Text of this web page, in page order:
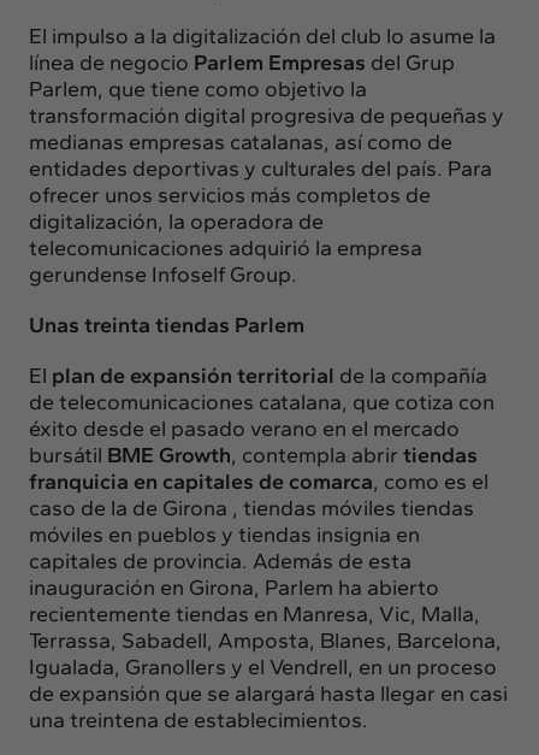
El impulso a la digitalización del club lo asume la
línea de negocio Parlem Empresas del Grup
Parlem, que tiene como objetivo la
transformación digital progresiva de pequeñas y
medianas empresas catalanas, así como de
entidades deportivas y culturales del país. Para
ofrecer unos servicios más completos de
digitalización, la operadora de
telecomunicaciones adquirió la empresa
gerundense Infoself Group.
Unas treinta tiendas Parlem
El plan de expansión territorial de la compañía
de telecomunicaciones catalana, que cotiza con
éxito desde el pasado verano en el mercado
bursátil BME Growth, contempla abrir tiendas
franquicia en capitales de comarca, como es el
caso de la de Girona , tiendas móviles tiendas
móviles en pueblos y tiendas insignia en
capitales de provincia. Además de esta
inauguración en Girona, Parlem ha abierto
recientemente tiendas en Manresa, Vic, Malla,
Terrassa, Sabadell, Amposta, Blanes, Barcelona, ​​
Igualada, Granollers y el Vendrell, en un proceso
de expansión que se alargará hasta llegar en casi
una treintena de establecimientos.